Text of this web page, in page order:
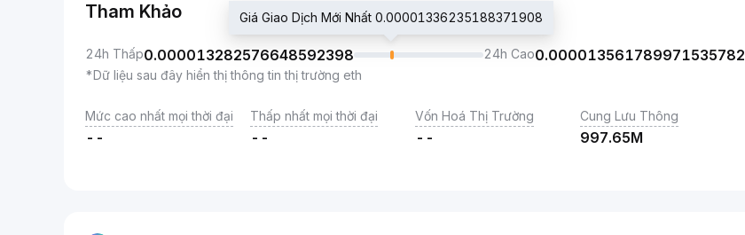
Tham Khảo
24h Thấp0.000013282576648592398
Giá Giao Dịch Mới Nhất 0.00001336235188371908
24h Cao0.000013561789971535782
*Dữ liệu sau đây hiển thị thông tin thị trường eth
Mức cao nhất mọi thời đại
--
Thấp nhất mọi thời đại
--
Vốn Hoá Thị Trường
--
Cung Lưu Thông
997.65M